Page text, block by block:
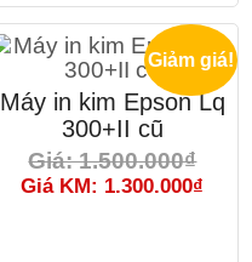
Giảm giá!
Máy in kim Epson Lq
300+II cũ
Giá: 1.500.000₫
Giá KM: 1.300.000₫